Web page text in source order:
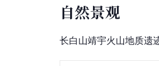
自然景观
长白山靖宇火山地质遗